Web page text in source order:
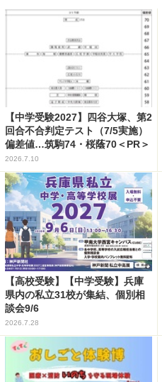
【中学受験2027】四谷大塚、第2
回合不合判定テスト（7/5実施）
偏差値…筑駒74・桜蔭70＜PR＞
2026.7.10
【高校受験】【中学受験】兵庫
県内の私立31校が集結、個別相
談会9/6
2026.7.28